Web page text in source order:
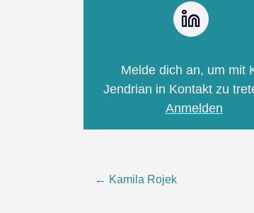
Melde dich an, um mit
Jendrian in Kontakt zu
Anmelden
Post
← Kamila Rojek